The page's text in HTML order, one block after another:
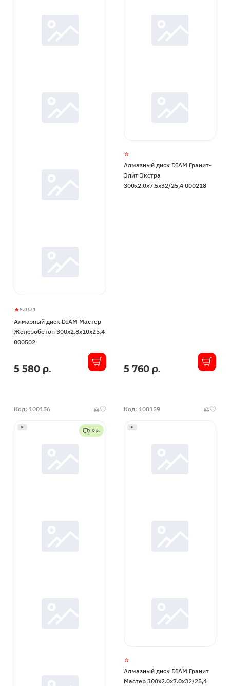
Алмазный
диск
DIAM
300x2.8x10x25.4
5.0
5
1 1
Алмазный диск DIAM Мастер
Железобетон 300x2.8x10x25.4
000502
В
5 580 р.
Алмазный диск DIAM Гранит-
Элит Экстра
300x2.0x7.5x32/25,4 000218
В
5 760 р.
Код: 100156
0 р.
Код: 100159
Алмазный диск DIAM Гранит
Мастер 300x2.0x7.0x32/25,4